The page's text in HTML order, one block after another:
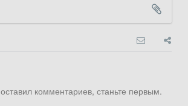
комментариев, станьте первым.